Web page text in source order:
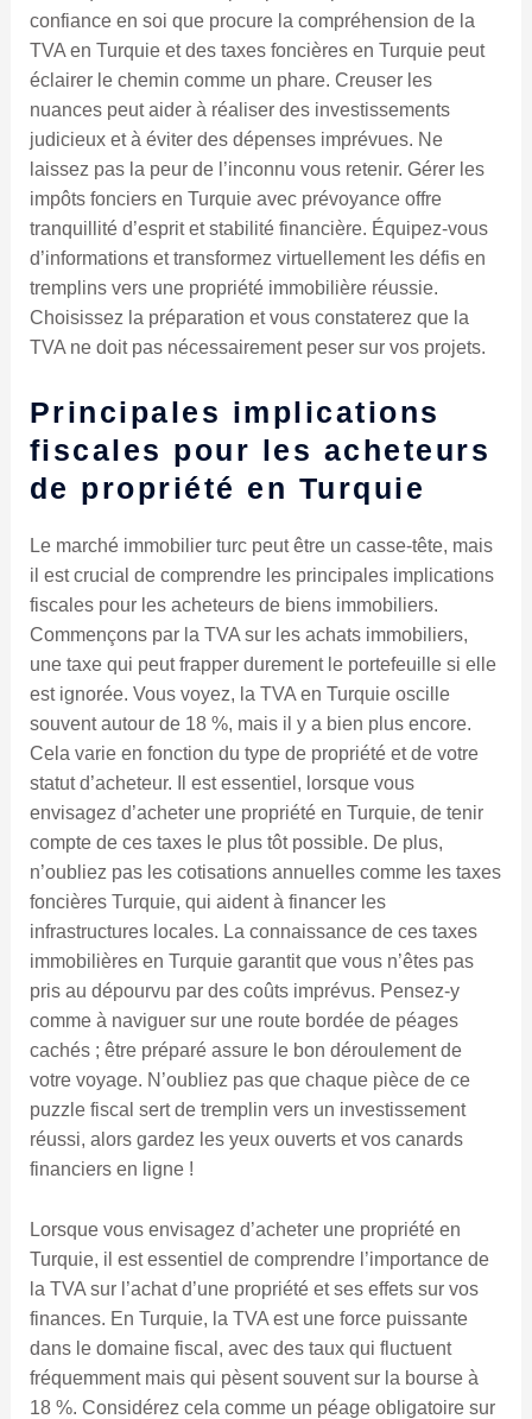
confiance en soi que procure la compréhension de la
TVA en Turquie et des taxes foncières en Turquie peut
éclairer le chemin comme un phare. Creuser les
nuances peut aider à réaliser des investissements
judicieux et à éviter des dépenses imprévues. Ne
laissez pas la peur de l’inconnu vous retenir. Gérer les
impôts fonciers en Turquie avec prévoyance offre
tranquillité d’esprit et stabilité financière. Équipez-vous
d’informations et transformez virtuellement les défis en
tremplins vers une propriété immobilière réussie.
Choisissez la préparation et vous constaterez que la
TVA ne doit pas nécessairement peser sur vos projets.
Principales implications
fiscales pour les acheteurs
de propriété en Turquie
Le marché immobilier turc peut être un casse-tête, mais
il est crucial de comprendre les principales implications
fiscales pour les acheteurs de biens immobiliers.
Commençons par la TVA sur les achats immobiliers,
une taxe qui peut frapper durement le portefeuille si elle
est ignorée. Vous voyez, la TVA en Turquie oscille
souvent autour de 18 %, mais il y a bien plus encore.
Cela varie en fonction du type de propriété et de votre
statut d’acheteur. Il est essentiel, lorsque vous
envisagez d’acheter une propriété en Turquie, de tenir
compte de ces taxes le plus tôt possible. De plus,
n’oubliez pas les cotisations annuelles comme les taxes
foncières Turquie, qui aident à financer les
infrastructures locales. La connaissance de ces taxes
immobilières en Turquie garantit que vous n’êtes pas
pris au dépourvu par des coûts imprévus. Pensez-y
comme à naviguer sur une route bordée de péages
cachés ; être préparé assure le bon déroulement de
votre voyage. N’oubliez pas que chaque pièce de ce
puzzle fiscal sert de tremplin vers un investissement
réussi, alors gardez les yeux ouverts et vos canards
financiers en ligne !
Lorsque vous envisagez d’acheter une propriété en
Turquie, il est essentiel de comprendre l’importance de
la TVA sur l’achat d’une propriété et ses effets sur vos
finances. En Turquie, la TVA est une force puissante
dans le domaine fiscal, avec des taux qui fluctuent
fréquemment mais qui pèsent souvent sur la bourse à
18 %. Considérez cela comme un péage obligatoire sur